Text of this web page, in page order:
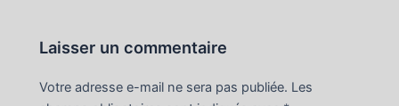
Laisser un commentaire
Votre adresse e-mail ne sera pas publiée. Les